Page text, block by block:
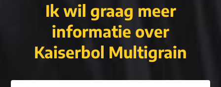
Ik wil graag meer
informatie over
Kaiserbol Multigrain